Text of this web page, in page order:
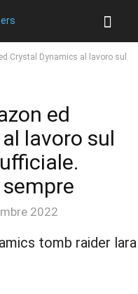
Crystal Dynamics al lavoro sul
ed
lavoro sul
2022